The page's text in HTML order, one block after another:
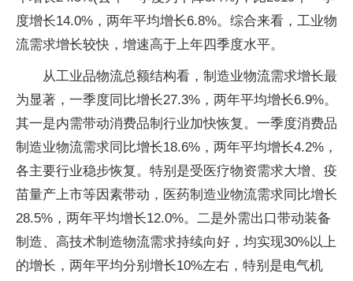
度增长14.0%，两年平均增长6.8%。综合来看，工业物
流需求增长较快，增速高于上年四季度水平。
从工业品物流总额结构看，制造业物流需求增长最
为显著，一季度同比增长27.3%，两年平均增长6.9%。
其一是内需带动消费品制行业加快恢复。一季度消费品
制造业物流需求同比增长18.6%，两年平均增长4.2%，
各主要行业稳步恢复。特别是受医疗物资需求大增、疫
苗量产上市等因素带动，医药制造业物流需求同比增长
28.5%，两年平均增长12.0%。二是外需出口带动装备
制造、高技术制造物流需求持续向好，均实现30%以上
的增长，两年平均分别增长10%左右，特别是电气机